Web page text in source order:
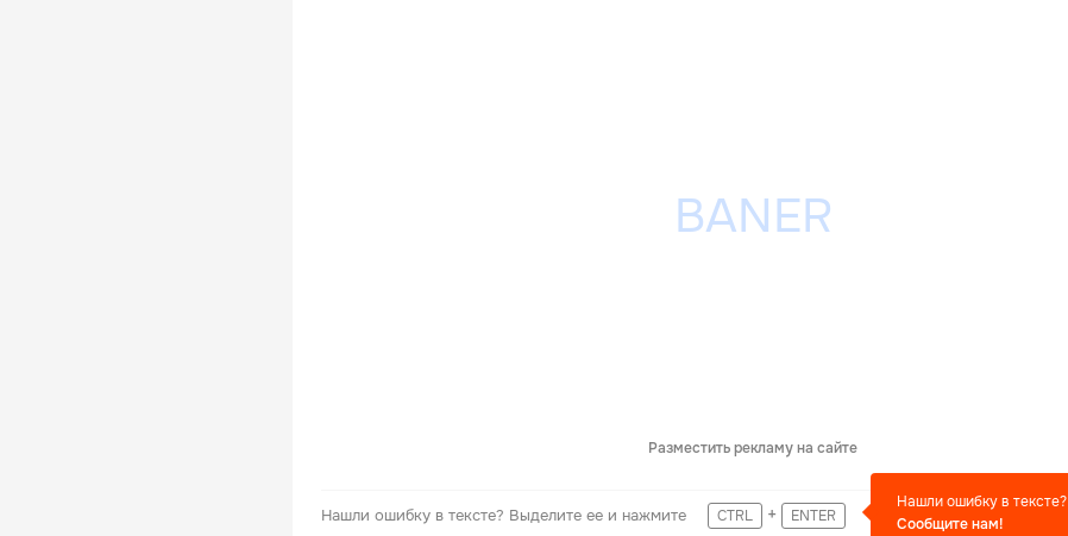
Разместить рекламу на сайте
Нашли ошибку в тексте? Выделите ее и нажмите CTRL + ENTER
Нашли ошибку в тексте?
Сообщите нам!